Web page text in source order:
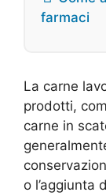
farmaci
La carne
prodotti,
carne in
o l’aggiunta